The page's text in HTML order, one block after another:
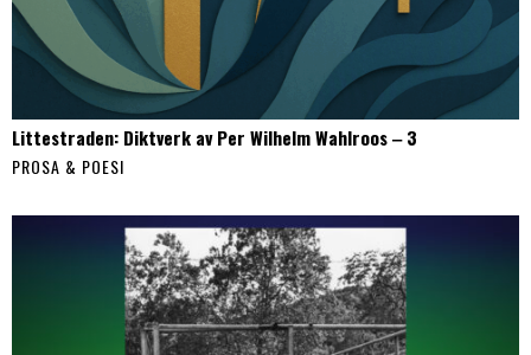
Littestraden: Diktverk av Per Wilhelm Wahlroos ‒ 3
PROSA & POESI